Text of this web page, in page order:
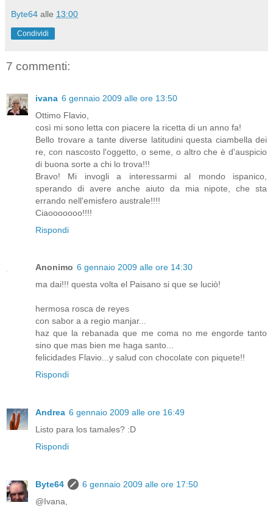
Byte64 alle 13:00
Condividi
7 commenti:
ivana 6 gennaio 2009 alle ore 13:50
Ottimo Flavio,
così mi sono letta con piacere la ricetta di un anno fa!
Bello trovare a tante diverse latitudini questa ciambella dei
re, con nascosto l'oggetto, o seme, o altro che è d'auspicio
di buona sorte a chi lo trova!!!
Bravo! Mi invogli a interessarmi al mondo ispanico,
sperando di avere anche aiuto da mia nipote, che sta
errando nell'emisfero australe!!!!
Ciaooooooo!!!!
Rispondi
Anonimo 6 gennaio 2009 alle ore 14:30
ma dai!!! questa volta el Paisano si que se luciò!
hermosa rosca de reyes
con sabor a a regio manjar...
haz que la rebanada que me coma no me engorde tanto
sino que mas bien me haga santo...
felicidades Flavio...y salud con chocolate con piquete!!
Rispondi
Andrea 6 gennaio 2009 alle ore 16:49
Listo para los tamales? :D
Rispondi
Byte64
6 gennaio 2009 alle ore 17:50
@Ivana,